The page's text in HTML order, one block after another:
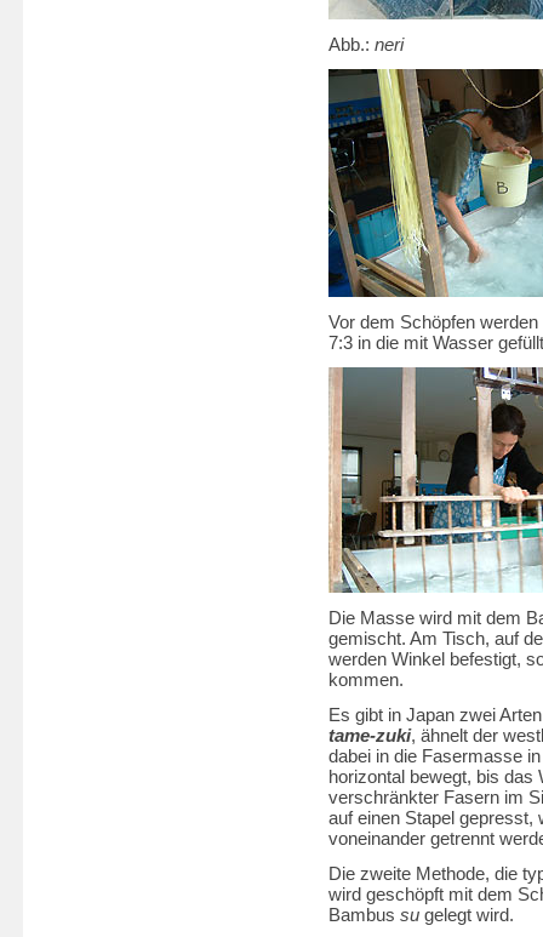
Abb.: neri
Vor dem Schöpfen
7:3 in die mit Wasser
Die Masse wird mit dem
gemischt. Am Tisch, auf
werden Winkel befestigt,
kommen.
Es gibt in Japan zwei
tame-zuki, ähnelt der
dabei in die Fasermasse
horizontal bewegt, bis das
verschränkter Fasern im
auf einen Stapel gepresst,
voneinander getrennt
Die zweite Methode, die
wird geschöpft mit dem
Bambus su gelegt wird.